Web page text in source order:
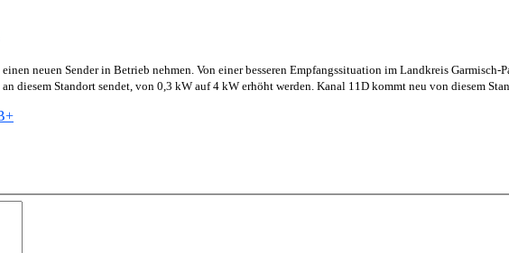
neuen Sender in Betrieb nehmen. Von einer besseren Empfangssituation im Landkreis
diesem Standort sendet, von 0,3 kW auf 4 kW erhöht werden. Kanal 11D kommt neu von diesem